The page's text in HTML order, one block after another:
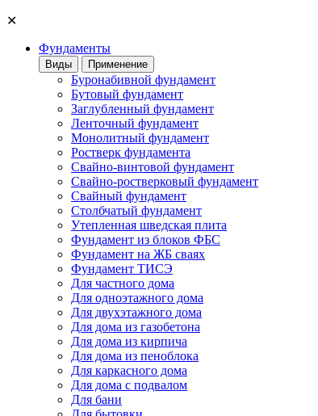
✕
Фундаменты
Виды Применение
Буронабивной фундамент
Бутовый фундамент
Заглубленный фундамент
Ленточный фундамент
Монолитный фундамент
Ростверк фундамента
Свайно-винтовой фундамент
Свайно-ростверковый фундамент
Свайный фундамент
Столбчатый фундамент
Утепленная шведская плита
Фундамент из блоков ФБС
Фундамент на ЖБ сваях
Фундамент ТИСЭ
Для частного дома
Для одноэтажного дома
Для двухэтажного дома
Для дома из газобетона
Для дома из кирпича
Для дома из пеноблока
Для каркасного дома
Для дома с подвалом
Для бани